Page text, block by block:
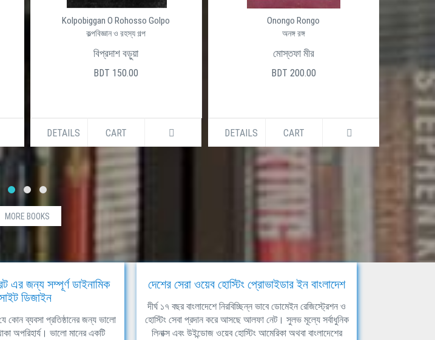
Kolpobiggan O Rohosso Golpo
কল্পবিজ্ঞান ও রহস্য গল্প
বিপ্রদাশ বড়ুয়া
BDT 150.00
DETAILS CART
Onongo Rongo
অনঙ্গ রঙ্গ
মোস্তফা মীর
BDT 200.00
DETAILS CART DETAILS
MORE BOOKS
এর জন্য সম্পূর্ণ ডাইনামিক
ডিজাইন
কোন ব্যবসা প্রতিষ্ঠানের জন্য ভালো
অপরিহার্য। ভালো মানের একটি
দেশের সেরা ওয়েব হোস্টিং প্রোভাইডার ইন বাংলাদেশ
দীর্ঘ ১৭ বছর বাংলাদেশে নিরবিচ্ছিন্ন ভাবে ডোমেইন রেজিস্ট্রেশন ও
হোস্টিং সেবা প্রদান করে আসছে আলফা নেট। সুলভ মূল্যে সর্বাধুনিক
লিনাক্স এবং উইন্ডোজ ওয়েব হোস্টিং আমেরিকা অথবা বাংলাদেশের